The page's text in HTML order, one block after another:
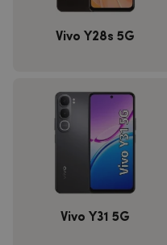
Vivo Y28s 5G
Vivo Y31 5G